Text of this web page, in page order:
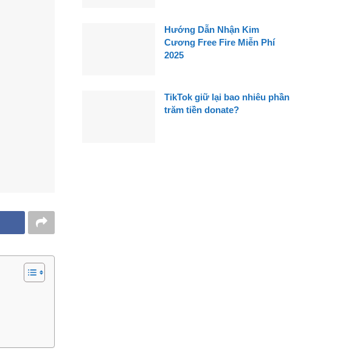
Hướng Dẫn Nhận Kim
Cương Free Fire Miễn Phí
2025
TikTok giữ lại bao nhiêu phần
trăm tiền donate?